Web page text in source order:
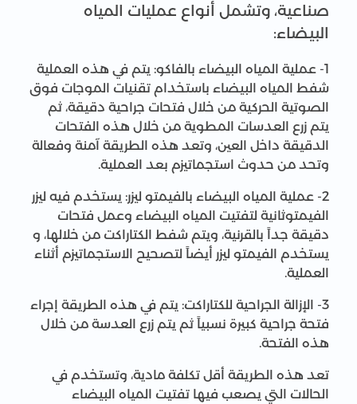
صناعية، وتشمل أنواع عمليات المياه
البيضاء:
1- عملية المياه البيضاء بالفاكو: يتم في هذه العملية
شفط المياه البيضاء باستخدام تقنيات الموجات فوق
الصوتية الحركية من خلال فتحات جراحية دقيقة، ثم
يتم زرع العدسات المطوية من خلال هذه الفتحات
الدقيقة داخل العين، وتعد هذه الطريقة آمنة وفعالة
وتحد من حدوث استجماتيزم بعد العملية.
2- عملية المياه البيضاء بالفيمتو ليزر: يستخدم فيه ليزر
الفيمتوثانية لتفتيت المياه البيضاء وعمل فتحات
دقيقة جداً بالقرنية، ويتم شفط الكتاراكت من خلالها، و
يستخدم الفيمتو ليزر أيضاً لتصحيح الاستجماتيزم أثناء
العملية.
3- الإزالة الجراحية للكتاراكت: يتم في هذه الطريقة إجراء
فتحة جراحية كبيرة نسبياً ثم يتم زرع العدسة من خلال
هذه الفتحة.
تعد هذه الطريقة أقل تكلفة مادية، وتستخدم في
الحالات التي يصعب فيها تفتيت المياه البيضاء